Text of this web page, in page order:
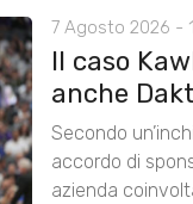
7 Agosto 2026 -
Il caso
anche
Secondo
accordo di
azienda